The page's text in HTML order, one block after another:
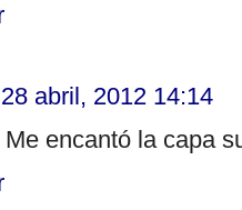
28 abril, 2012 14:14
Me encantó la capa